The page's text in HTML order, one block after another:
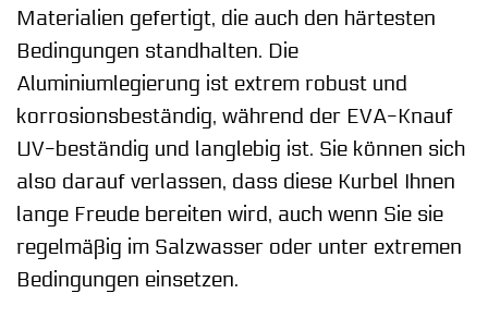
Materialien gefertigt, die auch den härtesten
Bedingungen standhalten. Die
Aluminiumlegierung ist extrem robust und
korrosionsbeständig, während der EVA-Knauf
UV-beständig und langlebig ist. Sie können sich
also darauf verlassen, dass diese Kurbel Ihnen
lange Freude bereiten wird, auch wenn Sie sie
regelmäßig im Salzwasser oder unter extremen
Bedingungen einsetzen.